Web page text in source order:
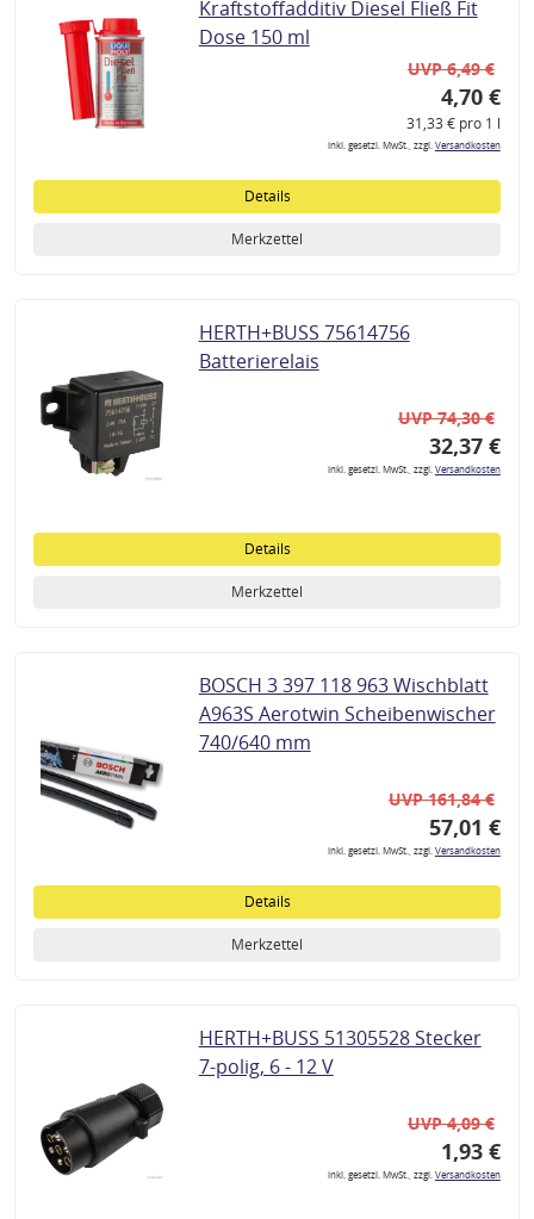
Kraftstoffadditiv Diesel Fließ Fit
Dose 150 ml
UVP 6,49 €
4,70 €
31,33 € pro 1 l
inkl. gesetzl. MwSt., zzgl.Versandkosten
Details
Merkzettel
HERTH+BUSS 75614756
Batterierelais
UVP 74,30 €
32,37 €
inkl. gesetzl. MwSt., zzgl.Versandkosten
Details
Merkzettel
BOSCH 3 397 118 963 Wischblatt
A963S Aerotwin Scheibenwischer
740/640 mm
UVP 161,84 €
57,01 €
inkl. gesetzl. MwSt., zzgl.Versandkosten
Details
Merkzettel
HERTH+BUSS 51305528 Stecker
7-polig, 6 - 12 V
UVP 4,09 €
1,93 €
inkl. gesetzl. MwSt., zzgl.Versandkosten